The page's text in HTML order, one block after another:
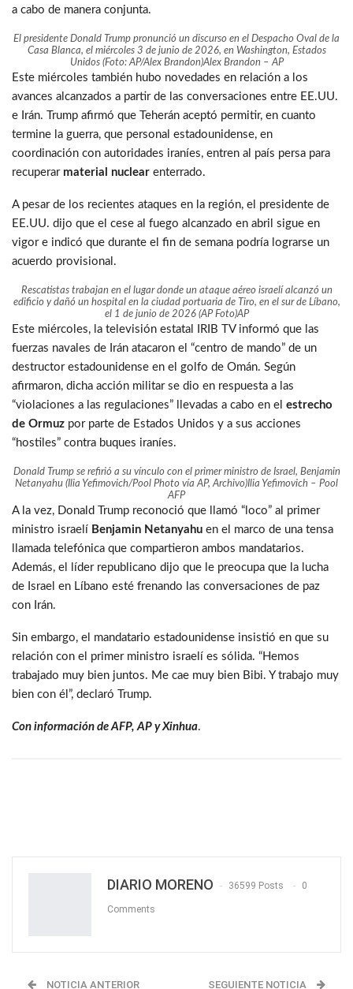
a cabo de manera conjunta.
El presidente Donald Trump pronunció un discurso en el Despacho Oval de la
Casa Blanca, el miércoles 3 de junio de 2026, en Washington, Estados
Unidos (Foto: AP/Alex Brandon)Alex Brandon – AP
Este miércoles también hubo novedades en relación a los
avances alcanzados a partir de las conversaciones entre EE.UU.
e Irán. Trump afirmó que Teherán aceptó permitir, en cuanto
termine la guerra, que personal estadounidense, en
coordinación con autoridades iraníes, entren al país persa para
recuperar material nuclear enterrado.
A pesar de los recientes ataques en la región, el presidente de
EE.UU. dijo que el cese al fuego alcanzado en abril sigue en
vigor e indicó que durante el fin de semana podría lograrse un
acuerdo provisional.
Rescatistas trabajan en el lugar donde un ataque aéreo israelí alcanzó un
edificio y dañó un hospital en la ciudad portuaria de Tiro, en el sur de Líbano,
el 1 de junio de 2026 (AP Foto)AP
Este miércoles, la televisión estatal IRIB TV informó que las
fuerzas navales de Irán atacaron el “centro de mando” de un
destructor estadounidense en el golfo de Omán. Según
afirmaron, dicha acción militar se dio en respuesta a las
“violaciones a las regulaciones” llevadas a cabo en el estrecho
de Ormuz por parte de Estados Unidos y a sus acciones
“hostiles” contra buques iraníes.
Donald Trump se refirió a su vínculo con el primer ministro de Israel, Benjamin
Netanyahu (Ilia Yefimovich/Pool Photo vía AP, Archivo)Ilia Yefimovich – Pool
AFP
A la vez, Donald Trump reconoció que llamó “loco” al primer
ministro israelí Benjamin Netanyahu en el marco de una tensa
llamada telefónica que compartieron ambos mandatarios.
Además, el líder republicano dijo que le preocupa que la lucha
de Israel en Líbano esté frenando las conversaciones de paz
con Irán.
Sin embargo, el mandatario estadounidense insistió en que su
relación con el primer ministro israelí es sólida. “Hemos
trabajado muy bien juntos. Me cae muy bien Bibi. Y trabajo muy
bien con él”, declaró Trump.
Con información de AFP, AP y Xinhua.
DIARIO MORENO 36599 Posts 0
Comments
NOTICIA ANTERIOR SEGUIENTE NOTICIA